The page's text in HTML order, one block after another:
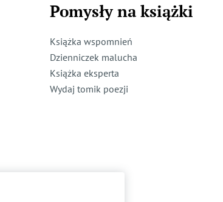
Pomysły na książki
Książka wspomnień
Dzienniczek malucha
Książka eksperta
Wydaj tomik poezji